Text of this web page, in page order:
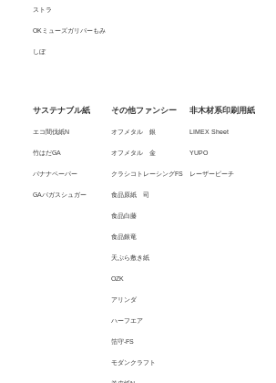
ストラ
OKミューズガリバーもみ
しぼ
サステナブル紙
エコ間伐紙N
竹はだGA
バナナペーパー
GAバガスシュガー
その他ファンシー
オフメタル 銀
オフメタル 金
クラシコトレーシングFS
食品原紙 司
食品白藤
食品銀竜
天ぷら敷き紙
OZK
アリンダ
ハーフエア
箔守-FS
モダンクラフト
非木材系印刷用紙
LIMEX Sheet
YUPO
レーザーピーチ